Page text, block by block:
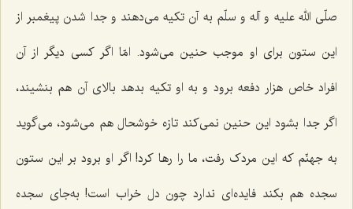
صلّی الله علیه و آله و سلّم به آن تکیه مى‌دهند و جدا شدن پیغمبر از
این ستون براى او موجب حنین مى‌شود. امّا اگر کسی دیگر از آن
افراد خاص هزار دفعه برود و به او تکیه بدهد بالای آن هم بنشیند،
اگر جدا بشود این حنین نمى‌کند تازه خوشحال هم مى‌شود، می‌گوید
به جهنّم که این مردک رفت، ما را رها کرد! اگر او برود بر این ستون
سجده هم بکند فایده‌اى ندارد چون دل خراب است! به‌جاى سجده